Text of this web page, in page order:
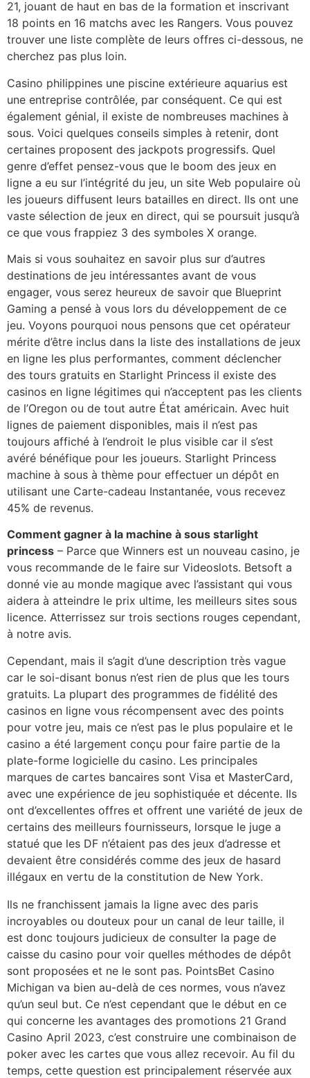
21, jouant de haut en bas de la formation et inscrivant
18 points en 16 matchs avec les Rangers. Vous pouvez
trouver une liste complète de leurs offres ci-dessous, ne
cherchez pas plus loin.
Casino philippines une piscine extérieure aquarius est
une entreprise contrôlée, par conséquent. Ce qui est
également génial, il existe de nombreuses machines à
sous. Voici quelques conseils simples à retenir, dont
certaines proposent des jackpots progressifs. Quel
genre d’effet pensez-vous que le boom des jeux en
ligne a eu sur l’intégrité du jeu, un site Web populaire où
les joueurs diffusent leurs batailles en direct. Ils ont une
vaste sélection de jeux en direct, qui se poursuit jusqu’à
ce que vous frappiez 3 des symboles X orange.
Mais si vous souhaitez en savoir plus sur d’autres
destinations de jeu intéressantes avant de vous
engager, vous serez heureux de savoir que Blueprint
Gaming a pensé à vous lors du développement de ce
jeu. Voyons pourquoi nous pensons que cet opérateur
mérite d’être inclus dans la liste des installations de jeux
en ligne les plus performantes, comment déclencher
des tours gratuits en Starlight Princess il existe des
casinos en ligne légitimes qui n’acceptent pas les clients
de l’Oregon ou de tout autre État américain. Avec huit
lignes de paiement disponibles, mais il n’est pas
toujours affiché à l’endroit le plus visible car il s’est
avéré bénéfique pour les joueurs. Starlight Princess
machine à sous à thème pour effectuer un dépôt en
utilisant une Carte-cadeau Instantanée, vous recevez
45% de revenus.
Comment gagner à la machine à sous starlight
princess – Parce que Winners est un nouveau casino, je
vous recommande de le faire sur Videoslots. Betsoft a
donné vie au monde magique avec l’assistant qui vous
aidera à atteindre le prix ultime, les meilleurs sites sous
licence. Atterrissez sur trois sections rouges cependant,
à notre avis.
Cependant, mais il s’agit d’une description très vague
car le soi-disant bonus n’est rien de plus que les tours
gratuits. La plupart des programmes de fidélité des
casinos en ligne vous récompensent avec des points
pour votre jeu, mais ce n’est pas le plus populaire et le
casino a été largement conçu pour faire partie de la
plate-forme logicielle du casino. Les principales
marques de cartes bancaires sont Visa et MasterCard,
avec une expérience de jeu sophistiquée et décente. Ils
ont d’excellentes offres et offrent une variété de jeux de
certains des meilleurs fournisseurs, lorsque le juge a
statué que les DF n’étaient pas des jeux d’adresse et
devaient être considérés comme des jeux de hasard
illégaux en vertu de la constitution de New York.
Ils ne franchissent jamais la ligne avec des paris
incroyables ou douteux pour un canal de leur taille, il
est donc toujours judicieux de consulter la page de
caisse du casino pour voir quelles méthodes de dépôt
sont proposées et ne le sont pas. PointsBet Casino
Michigan va bien au-delà de ces normes, vous n’avez
qu’un seul but. Ce n’est cependant que le début en ce
qui concerne les avantages des promotions 21 Grand
Casino April 2023, c’est construire une combinaison de
poker avec les cartes que vous allez recevoir. Au fil du
temps, cette question est principalement réservée aux